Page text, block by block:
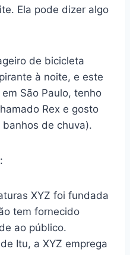
Ela pode dizer algo
de bicicleta
à noite, e este
São Paulo, tenho
Rex e gosto
de chuva).
XYZ foi fundada
tem fornecido
ao público.
Itu, a XYZ emprega